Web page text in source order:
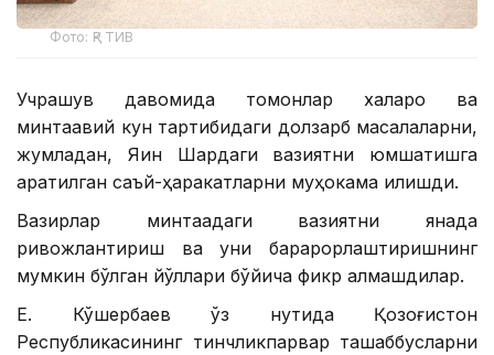
Фото: ҚР ТИВ
Учрашув давомида томонлар халқаро ва
минтақавий кун тартибидаги долзарб масалаларни,
жумладан, Яқин Шарқдаги вазиятни юмшатишга
қаратилган саъй-ҳаракатларни муҳокама қилишди.
Вазирлар минтақадаги вазиятни янада
ривожлантириш ва уни барқарорлаштиришнинг
мумкин бўлган йўллари бўйича фикр алмашдилар.
Е. Кўшербаев ўз нутқида Қозоғистон
Республикасининг тинчликпарвар ташаббусларни